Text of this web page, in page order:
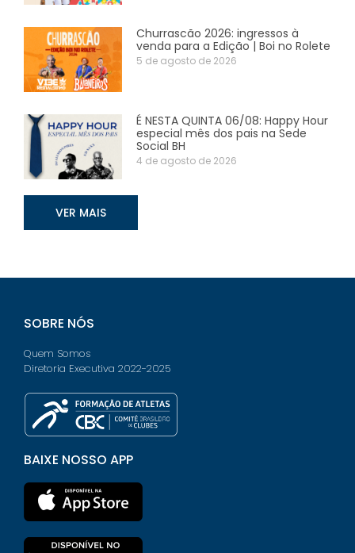
Churrascão 2026: ingressos à
venda para a Edição | Boi no Rolete
5 de agosto de 2026
É NESTA QUINTA 06/08: Happy Hour
especial mês dos pais na Sede
Social BH
4 de agosto de 2026
VER MAIS
SOBRE NÓS
Quem Somos
Diretoria Executiva 2022-2025
BAIXE NOSSO APP